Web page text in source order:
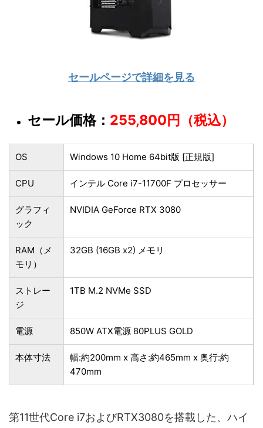
セールページで詳細を見る
セール価格： 255,800円（税込）
OS Windows 10 Home 64bit版 [正規版]
CPU インテル Core i7-11700F プロセッサー
グラフィ
ック
NVIDIA GeForce RTX 3080
RAM（メ
モリ）
32GB (16GB x2) メモリ
ストレー
ジ
1TB M.2 NVMe SSD
電源 850W ATX電源 80PLUS GOLD
本体寸法
幅:約200mm x 高さ:約465mm x 奥行:約
470mm
第11世代Core i7およびRTX3080を搭載した、ハイ